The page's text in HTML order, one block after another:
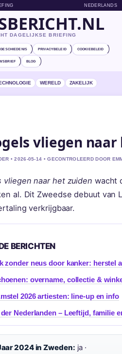
NEDERLANDS
DAGELIJKSE BRIEFING
GESCHIEDENIS PRIVACYBELEID COOKIEBELEID
BLOG
WERELD ZAKELIJK
vliegen
• 2026-05-14 • GECONTROLEERD DOOR
vliegen naar het zuiden wacht
al. Dit Zweedse debuut van
verkrijgbaar.
BERICHTEN
zonder neus door kanker: herstel
overname, collectie &
2026 artiesten: line-up en info
Nederlanden – Leeftijd, familie
2024 in Zweden: ja ·